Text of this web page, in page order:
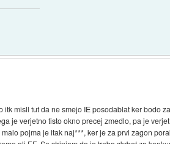
misll tut da ne smejo IE posodablat ker bodo
je verjetno tisto okno precej zmedlo, pa je
pojma je itak naj***, ker je za prvi zagon